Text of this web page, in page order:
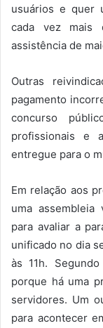
usuários e quer
cada vez mais
assistência de
Outras
pagamento
concurso
profissionais e
entregue para o
Em relação aos
uma
para avaliar a
unificado no dia
às 11h.
porque há uma
servidores. Um
para acontecer